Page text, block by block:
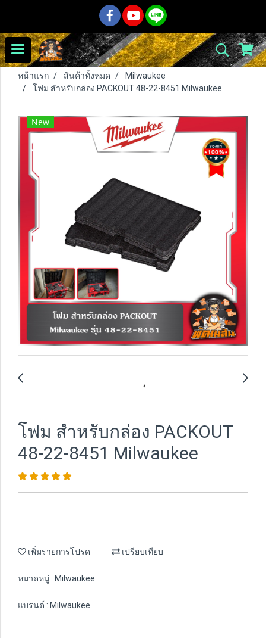
หน้าแรก สินค้าทั้งหมด
Milwaukee
โฟม สำหรับกล่อง PACKOUT 48-22-8451 Milwaukee
New
โฟม สำหรับกล่อง PACKOUT
48-22-8451 Milwaukee
เพิ่มรายการโปรด เปรียบเทียบ
หมวดหมู่ : Milwaukee
แบรนด์ : Milwaukee